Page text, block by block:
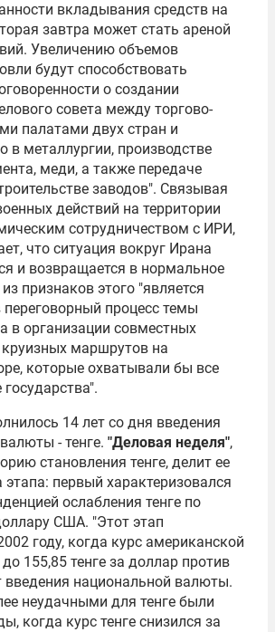
вкладывания средств на
завтра может стать ареной
Увеличению объемов
будут способствовать
о создании
совета между торгово­-
палатами двух стран и
в металлургии, производстве
меди, а также передаче
заводов". Связывая
действий на территории
сотрудничеством с ИРИ,
что ситуация вокруг Ирана
и возвращается в нормальное
признаков этого "является
процесс темы
в организации совместных
круизных маршрутов на
которые охватывали бы все
14 лет со дня введения
- тенге. "Деловая неделя",
становления тенге, делит ее
этапа: первый характеризовался
ослабления тенге по
США. "Этот этап
году, когда курс американской
155,85 тенге за доллар против
введения национальной валюты.
неудачными для тенге были
когда курс тенге снизился за